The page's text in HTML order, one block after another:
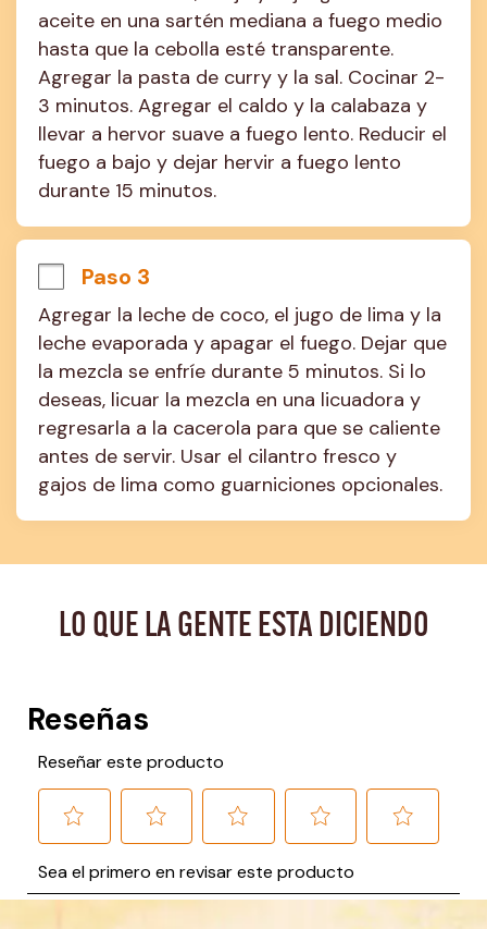
aceite en una sartén mediana a fuego medio
hasta que la cebolla esté transparente.
Agregar la pasta de curry y la sal. Cocinar 2-
3 minutos. Agregar el caldo y la calabaza y
llevar a hervor suave a fuego lento. Reducir el
fuego a bajo y dejar hervir a fuego lento
durante 15 minutos.
Paso 3
Agregar la leche de coco, el jugo de lima y la
leche evaporada y apagar el fuego. Dejar que
la mezcla se enfríe durante 5 minutos. Si lo
deseas, licuar la mezcla en una licuadora y
regresarla a la cacerola para que se caliente
antes de servir. Usar el cilantro fresco y
gajos de lima como guarniciones opcionales.
LO QUE LA GENTE ESTA DICIENDO